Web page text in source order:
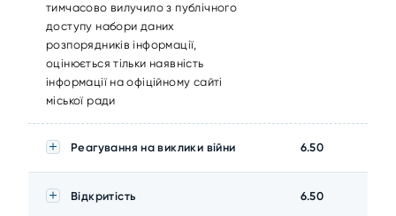
тимчасово вилучило з публічного
доступу набори даних
розпорядників інформації,
оцінюється тільки наявність
інформації на офіційному сайті
міської ради
Реагування на виклики війни 6.50
Відкритість 6.50